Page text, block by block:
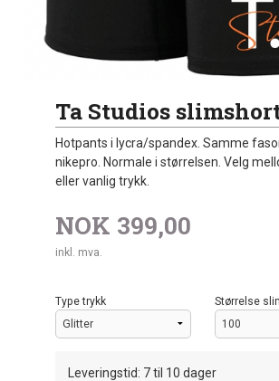
Ta Studios
Hotpants i lycra/spandex. Samme
nikepro. Normale i størrelsen. Velg
eller vanlig trykk.
NOK 399,00
inkl. mva.
Type trykk Størrelse
Leveringstid: 7 til 10 dager